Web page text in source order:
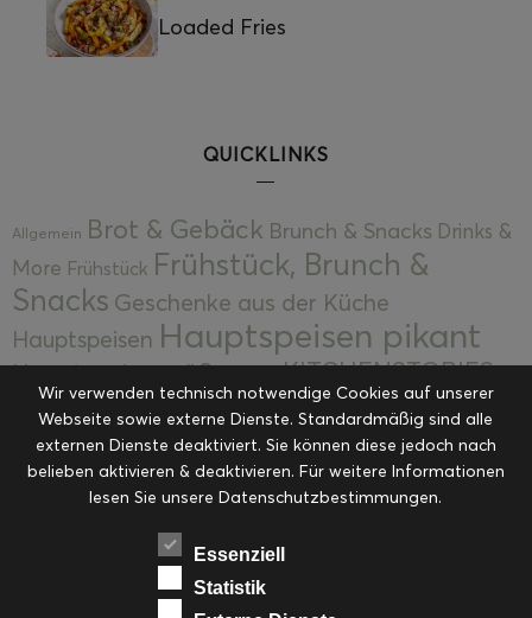
Loaded Fries
QUICKLINKS
Allgemein Brot & Gebäck Brunch & Snacks Drinks &
More Frühstück Frühstück, Brunch &
Snacks Geschenke aus der Küche
Hauptspeisen Hauptspeisen pikant
Hauptspeisen süßKekseKITCHENSTORIES
Kuchen, Torten & Desserts Kuchen und
Desserts Kulinarik Kulinarische Mitbringsel &
Eingemachtes Ohne Kategorie Ostern Resteküche
RezepteSaisonalSliderStartseite
Suppen, Salate & Vorspeisen
Vorspeisen, Salate & Suppen
Wir verwenden technisch notwendige Cookies auf unserer
Webseite sowie externe Dienste. Standardmäßig sind alle
externen Dienste deaktiviert. Sie können diese jedoch nach
belieben aktivieren & deaktivieren. Für weitere Informationen
lesen Sie unsere Datenschutzbestimmungen.
Essenziell
Statistik